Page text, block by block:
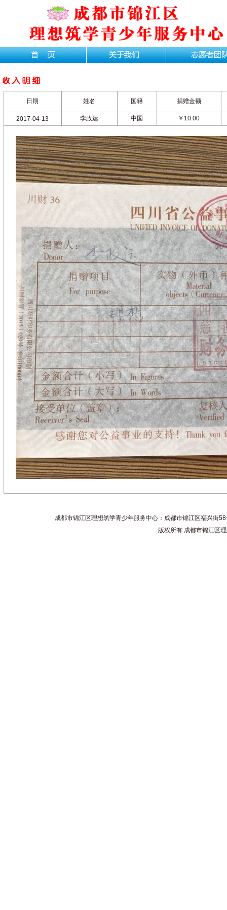
日期 姓名 国籍 捐赠金额
2017-04-13 李政运 中国 ￥10.00
成都市锦江区理想筑学青少年服务中心：成都市锦江区福兴
版权所有 成都市锦江区